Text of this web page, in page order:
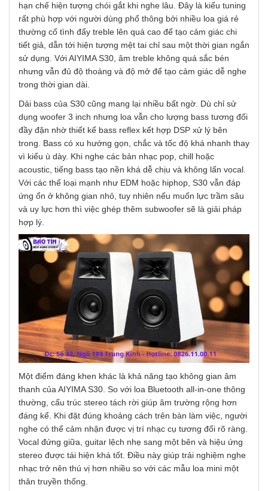
hạn chế hiện tượng chói gắt khi nghe lâu. Đây là kiểu tuning
rất phù hợp với người dùng phổ thông bởi nhiều loa giá rẻ
thường cố tình đẩy treble lên quá cao để tạo cảm giác chi
tiết giả, dẫn tới hiện tượng mệt tai chỉ sau một thời gian ngắn
sử dụng. Với AIYIMA S30, âm treble không quá sắc bén
nhưng vẫn đủ độ thoáng và độ mở để tạo cảm giác dễ nghe
trong thời gian dài.
Dải bass của S30 cũng mang lại nhiều bất ngờ. Dù chỉ sử
dụng woofer 3 inch nhưng loa vẫn cho lượng bass tương đối
đầy đặn nhờ thiết kế bass reflex kết hợp DSP xử lý bên
trong. Bass có xu hướng gọn, chắc và tốc độ khá nhanh thay
vì kiểu ù dày. Khi nghe các bản nhạc pop, chill hoặc
acoustic, tiếng bass tạo nền khá dễ chịu và không lấn vocal.
Với các thể loại mạnh như EDM hoặc hiphop, S30 vẫn đáp
ứng ổn ở không gian nhỏ, tuy nhiên nếu muốn lực trầm sâu
và uy lực hơn thì việc ghép thêm subwoofer sẽ là giải pháp
hợp lý.
Một điểm đáng khen khác là khả năng tạo không gian âm
thanh của AIYIMA S30. So với loa Bluetooth all-in-one thông
thường, cấu trúc stereo tách rời giúp âm trường rộng hơn
đáng kể. Khi đặt đúng khoảng cách trên bàn làm việc, người
nghe có thể cảm nhận được vị trí nhạc cụ tương đối rõ ràng.
Vocal đứng giữa, guitar lệch nhẹ sang một bên và hiệu ứng
stereo được tái hiện khá tốt. Điều này giúp trải nghiệm nghe
nhạc trở nên thú vị hơn nhiều so với các mẫu loa mini một
thân truyền thống.